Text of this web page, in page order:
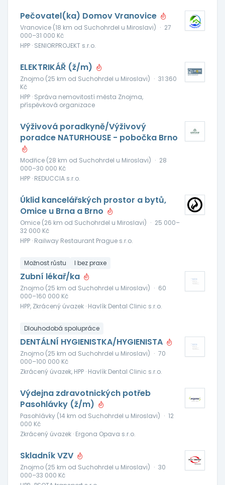
Pečovatel(ka) Domov Vranovice
Vranovice (18 km od Suchohrdel u Miroslavi) · 27
000–31 000 Kč
HPP · SENIORPROJEKT s.r.o.
ELEKTRIKÁŘ (ž/m)
Znojmo (25 km od Suchohrdel u Miroslavi) · 31 360
Kč
HPP · Správa nemovitostí města Znojma,
příspěvková organizace
Výživová poradkyně/Výživový
poradce NATURHOUSE - pobočka Brno
Modřice (28 km od Suchohrdel u Miroslavi) · 28
000–30 000 Kč
HPP · REDUCCIA s.r.o.
Úklid kancelářských prostor a bytů,
Omice u Brna a Brno
Omice (26 km od Suchohrdel u Miroslavi) · 25 000–
32 000 Kč
HPP · Railway Restaurant Prague s.r.o.
Možnost růstu I bez praxe
Zubní lékař/ka
Znojmo (25 km od Suchohrdel u Miroslavi) · 60
000–160 000 Kč
HPP, Zkrácený úvazek · Havlík Dental Clinic s.r.o.
Dlouhodobá spolupráce
DENTÁLNÍ HYGIENISTKA/HYGIENISTA
Znojmo (25 km od Suchohrdel u Miroslavi) · 70
000–100 000 Kč
Zkrácený úvazek, HPP · Havlík Dental Clinic s.r.o.
Výdejna zdravotnických potřeb
Pasohlávky (ž/m)
Pasohlávky (14 km od Suchohrdel u Miroslavi) · 12
000 Kč
Zkrácený úvazek · Ergona Opava s.r.o.
Skladník VZV
Znojmo (25 km od Suchohrdel u Miroslavi) · 30
000–33 000 Kč